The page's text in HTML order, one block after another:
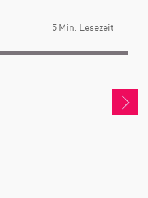
5 Min. Lesezeit